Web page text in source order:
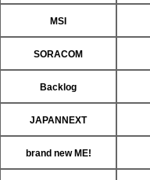
MSI
SORACOM
Backlog
JAPANNEXT
brand new ME!